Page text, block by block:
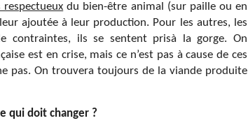
respectueux du bien-être animal (sur paille ou en
ajoutée à leur production. Pour les autres, les
contraintes, ils se sentent prisà la gorge. On
est en crise, mais ce n’est pas à cause de ces
pas. On trouvera toujours de la viande produite
qui doit changer ?